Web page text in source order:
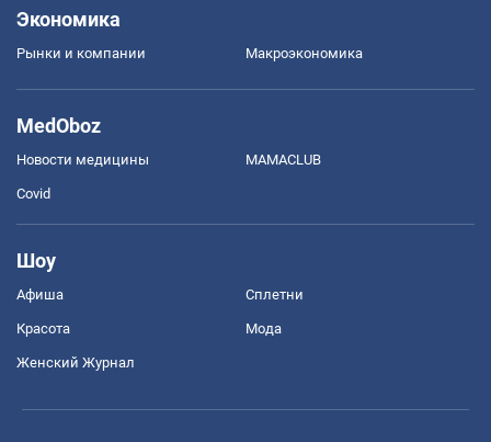
Экономика
Рынки и компании Mакроэкономика
MedOboz
Новости медицины MAMACLUB
Covid
Шоу
Афиша Сплетни
Красота Мода
Женский Журнал